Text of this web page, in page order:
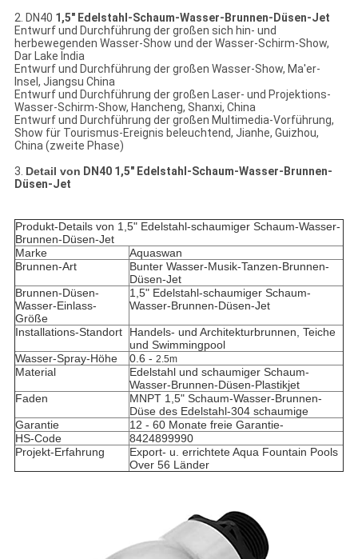
2. DN40 1,5" Edelstahl-Schaum-Wasser-Brunnen-Düsen-Jet
Entwurf und Durchführung der großen sich hin- und
herbewegenden Wasser-Show und der Wasser-Schirm-Show,
Dar Lake India
Entwurf und Durchführung der großen Wasser-Show, Ma'er-
Insel, Jiangsu China
Entwurf und Durchführung der großen Laser- und Projektions-
Wasser-Schirm-Show, Hancheng, Shanxi, China
Entwurf und Durchführung der großen Multimedia-Vorführung,
Show für Tourismus-Ereignis beleuchtend, Jianhe, Guizhou,
China (zweite Phase)
3. Detail von DN40 1,5" Edelstahl-Schaum-Wasser-Brunnen-
Düsen-Jet
Produkt-Details von 1,5" Edelstahl-schaumiger Schaum-Wasser-
Brunnen-Düsen-Jet
Marke
Aquaswan
Brunnen-Art
Bunter Wasser-Musik-Tanzen-Brunnen-
Düsen-Jet
Brunnen-Düsen-
Wasser-Einlass-
Größe
1,5" Edelstahl-schaumiger Schaum-
Wasser-Brunnen-Düsen-Jet
Installations-Standort
Handels- und Architekturbrunnen, Teiche
und Swimmingpool
Wasser-Spray-Höhe
0.6 - 2.5m
Material Edelstahl und schaumiger Schaum-
Wasser-Brunnen-Düsen-Plastikjet
Faden
MNPT 1,5" Schaum-Wasser-Brunnen-
Düse des Edelstahl-304 schaumige
Garantie
12 - 60 Monate freie Garantie-
HS-Code
8424899990
Projekt-Erfahrung
Export- u. errichtete Aqua Fountain Pools
Over 56 Länder